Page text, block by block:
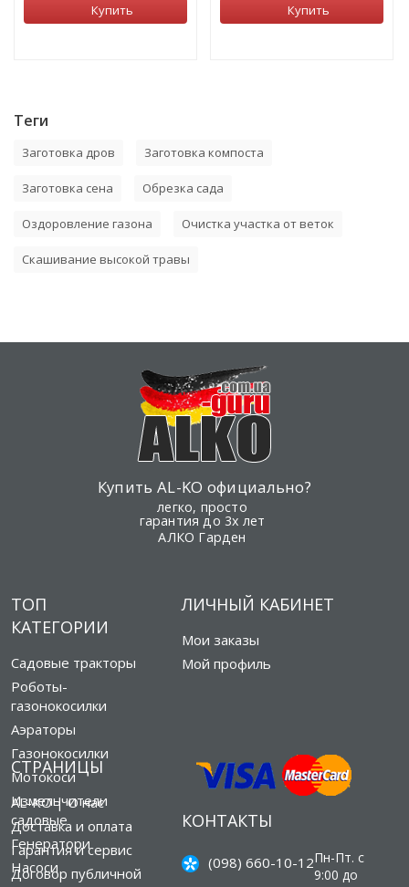
Купить Купить
Теги
Заготовка дров Заготовка компоста
Заготовка сена Обрезка сада
Оздоровление газона Очистка участка от веток
Скашивание высокой травы
Купить AL-KO официально?
легко, просто
гарантия до 3х лет
АЛКО Гарден
ТОП
КАТЕГОРИИ
Садовые тракторы
Роботы-
газонокосилки
Аэраторы
Газонокосилки
Мотокоси
Измельчители
садовые
Генератори
Насоси
СТРАНИЦЫ
AL-KO | О нас
Доставка и оплата
Гарантия и сервис
Договор публичной
ЛИЧНЫЙ КАБИНЕТ
Мои заказы
Мой профиль
КОНТАКТЫ
(098) 660-10-12Пн-Пт. с
9:00 до